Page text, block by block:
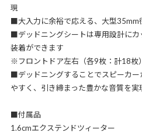
現
■大入力に余裕で応える、大型35mm
■デッドニングシートは専用設計にカ
装着ができます
※フロントドア左右（各9枚：計18枚
■デッドニングすることでスピーカー
やすく、引き締まった豊かな音質を実
■付属品
1.6cmエクステンドツィーター